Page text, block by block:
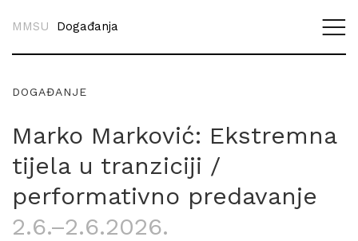
MMSU Događanja
DOGAĐANJE
Marko Marković: Ekstremna
tijela u tranziciji /
performativno predavanje
2.6.–2.6.2026.